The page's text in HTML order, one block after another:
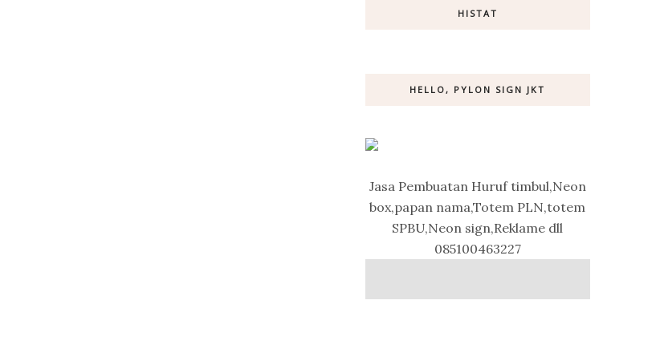
HISTAT
HELLO, PYLON SIGN JKT
Jasa Pembuatan Huruf timbul,Neon
box,papan nama,Totem PLN,totem
SPBU,Neon sign,Reklame dll
085100463227